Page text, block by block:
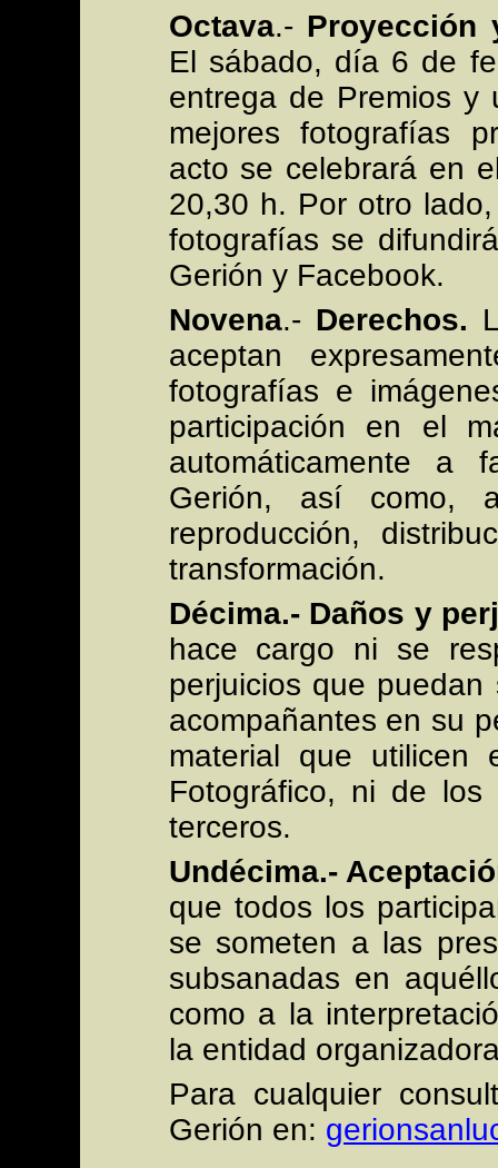
Octava.- Proyección
El sábado, día 6 de
entrega de Premios y
mejores fotografías
acto se celebrará en
20,30 h. Por otro
fotografías se
Gerión y Facebook.
Novena.- Derechos.
aceptan
fotografías e
participación en el
automáticamente a
Gerión, así como,
reproducción,
transformación.
Décima.- Daños y
hace cargo ni se
perjuicios que
acompañantes en su
material que utilicen
Fotográfico, ni de
terceros.
Undécima.-
que todos los
se someten a las
subsanadas en
como a la
la entidad
Para cualquier
Gerión en: